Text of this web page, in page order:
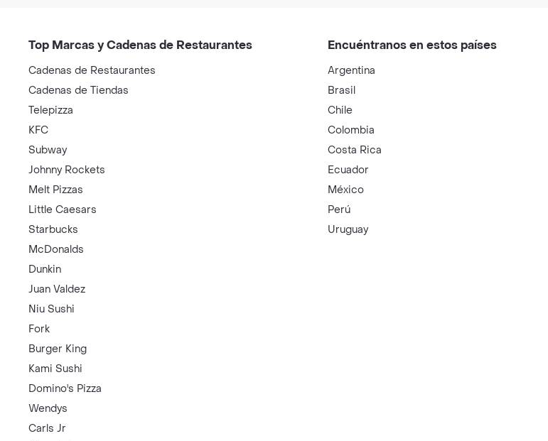
Top Marcas y Cadenas de Restaurantes
Cadenas de Restaurantes
Cadenas de Tiendas
Telepizza
KFC
Subway
Johnny Rockets
Melt Pizzas
Little Caesars
Starbucks
McDonalds
Dunkin
Juan Valdez
Niu Sushi
Fork
Burger King
Kami Sushi
Domino's Pizza
Wendys
Carls Jr
Encuéntranos en estos países
Argentina
Brasil
Chile
Colombia
Costa Rica
Ecuador
México
Perú
Uruguay